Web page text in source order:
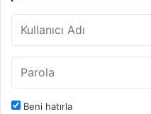
Beni hatırla